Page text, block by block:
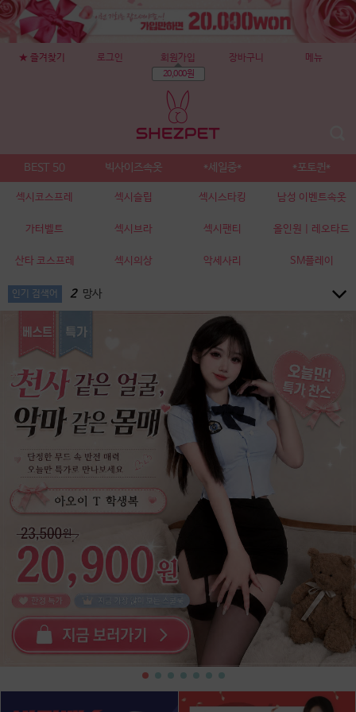
★ 즐겨찾기 로그인 회원가입
20,000원
장바구니 메뉴
BEST 50 빅사이즈속옷 *세일중* *포토퀸*
섹시코스프레 섹시슬립 섹시스타킹 남성 이벤트속옷
가터벨트 섹시브라 섹시팬티 올인원 | 레오타드
산타 코스프레 섹시의상 악세사리 SM플레이
인기 검색어
1
3 교복
4 바디슈트
5 바니걸
6
원피스
전신 스타킹
10 산타
1 바니